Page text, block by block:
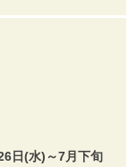
日(水)～7月下旬